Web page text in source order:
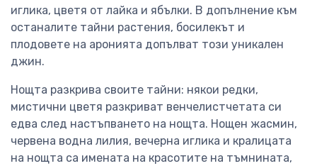
иглика, цветя от лайка и ябълки. В допълнение към
останалите тайни растения, босилекът и
плодовете на аронията допълват този уникален
джин.
Нощта разкрива своите тайни: някои редки,
мистични цветя разкриват венчелистчетата си
едва след настъпването на нощта. Нощен жасмин,
червена водна лилия, вечерна иглика и кралицата
на нощта са имената на красотите на тъмнината,